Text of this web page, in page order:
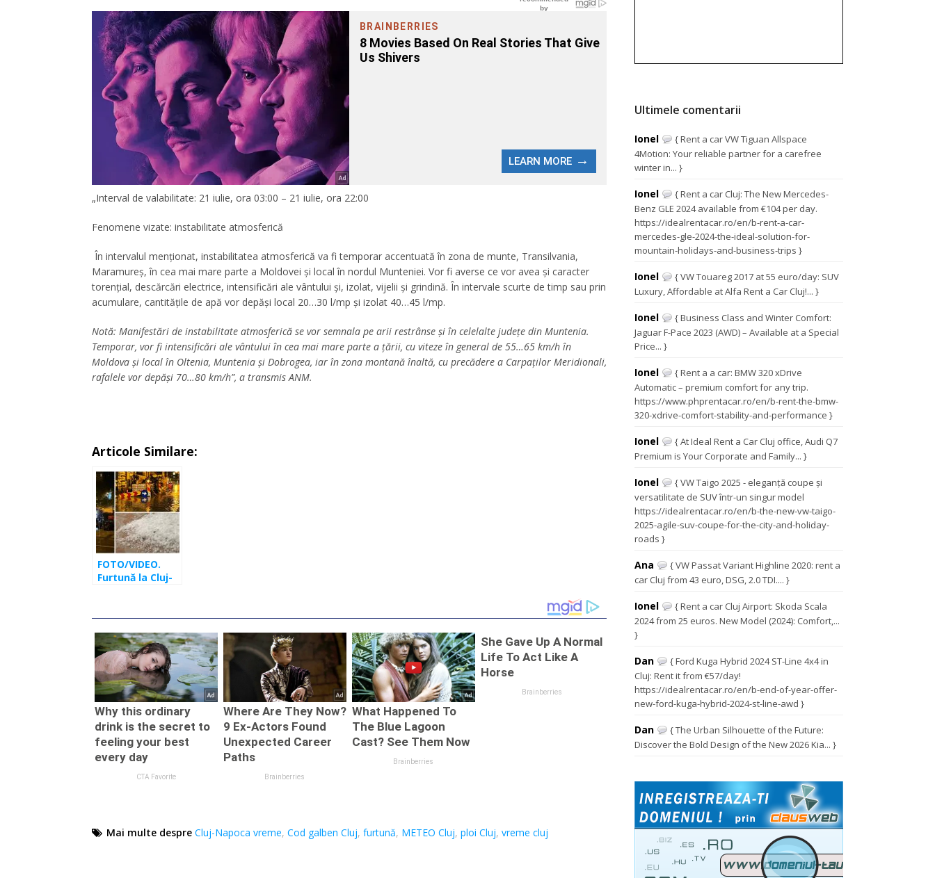
„Interval de valabilitate: 21 iulie, ora 03:00 – 21 iulie, ora 22:00
Fenomene vizate: instabilitate atmosferică
În intervalul menționat, instabilitatea atmosferică va fi temporar accentuată în zona de munte, Transilvania,
Maramureș, în cea mai mare parte a Moldovei și local în nordul Munteniei. Vor fi averse ce vor avea și caracter
torențial, descărcări electrice, intensificări ale vântului și, izolat, vijelii și grindină. În intervale scurte de timp sau prin
acumulare, cantitățile de apă vor depăși local 20…30 l/mp și izolat 40…45 l/mp.
Notă: Manifestări de instabilitate atmosferică se vor semnala pe arii restrânse și în celelalte județe din Muntenia.
Temporar, vor fi intensificări ale vântului în cea mai mare parte a țării, cu viteze în general de 55…65 km/h în
Moldova și local în Oltenia, Muntenia și Dobrogea, iar în zona montană înaltă, cu precădere a Carpaților Meridionali,
rafalele vor depăși 70…80 km/h”, a transmis ANM.
Articole Similare:
FOTO/VIDEO.
Furtună la Cluj-
puternic orașul
Mai multe despre Cluj-Napoca vreme, Cod galben Cluj, furtună, METEO Cluj, ploi Cluj, vreme cluj
Ultimele comentarii
Ionel
{ Rent a car VW Tiguan Allspace
4Motion: Your reliable partner for a carefree
winter in... }
Ionel
{ Rent a car Cluj: The New Mercedes-
Benz GLE 2024 available from €104 per day.
https://idealrentacar.ro/en/b-rent-a-car-
mercedes-gle-2024-the-ideal-solution-for-
mountain-holidays-and-business-trips }
Ionel
{ VW Touareg 2017 at 55 euro/day: SUV
Luxury, Affordable at Alfa Rent a Car Cluj!... }
Ionel
{ Business Class and Winter Comfort:
Jaguar F-Pace 2023 (AWD) – Available at a Special
Price... }
Ionel
{ Rent a a car: BMW 320 xDrive
Automatic – premium comfort for any trip.
https://www.phprentacar.ro/en/b-rent-the-bmw-
320-xdrive-comfort-stability-and-performance }
Ionel
{ At Ideal Rent a Car Cluj office, Audi Q7
Premium is Your Corporate and Family... }
Ionel
{ VW Taigo 2025 - eleganță coupe și
versatilitate de SUV într-un singur model
https://idealrentacar.ro/en/b-the-new-vw-taigo-
2025-agile-suv-coupe-for-the-city-and-holiday-
roads }
Ana
{ VW Passat Variant Highline 2020: rent a
car Cluj from 43 euro, DSG, 2.0 TDI.... }
Ionel
{ Rent a car Cluj Airport: Skoda Scala
2024 from 25 euros. New Model (2024): Comfort,...
}
Dan
{ Ford Kuga Hybrid 2024 ST-Line 4x4 in
Cluj: Rent it from €57/day!
https://idealrentacar.ro/en/b-end-of-year-offer-
new-ford-kuga-hybrid-2024-st-line-awd }
Dan
{ The Urban Silhouette of the Future:
Discover the Bold Design of the New 2026 Kia... }